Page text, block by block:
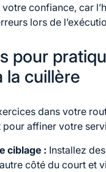
confiance, car
lors de
pour
la cuillère
dans votre
pour affiner votre
ciblage : Installez
côté du court et